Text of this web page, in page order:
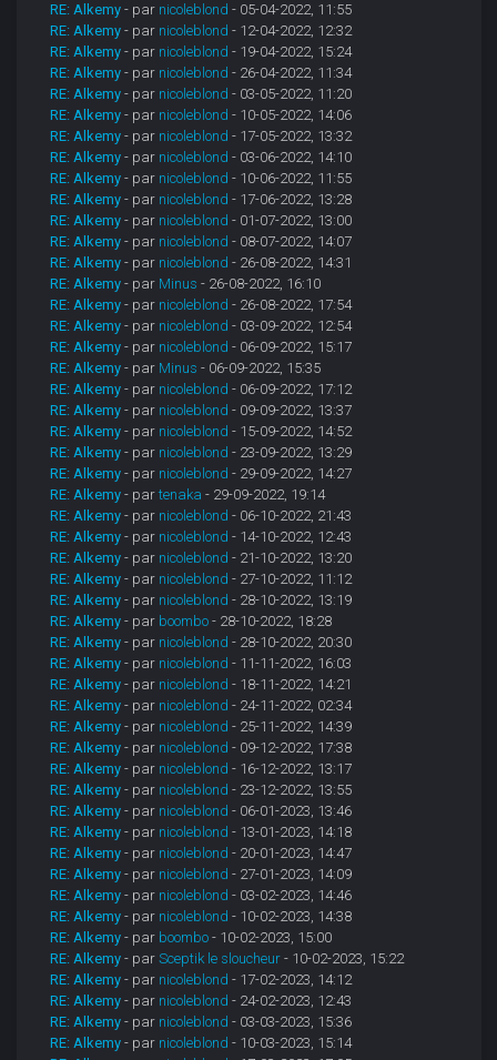
RE: Alkemy - par nicoleblond - 05-04-2022, 11:55
RE: Alkemy - par nicoleblond - 12-04-2022, 12:32
RE: Alkemy - par nicoleblond - 19-04-2022, 15:24
RE: Alkemy - par nicoleblond - 26-04-2022, 11:34
RE: Alkemy - par nicoleblond - 03-05-2022, 11:20
RE: Alkemy - par nicoleblond - 10-05-2022, 14:06
RE: Alkemy - par nicoleblond - 17-05-2022, 13:32
RE: Alkemy - par nicoleblond - 03-06-2022, 14:10
RE: Alkemy - par nicoleblond - 10-06-2022, 11:55
RE: Alkemy - par nicoleblond - 17-06-2022, 13:28
RE: Alkemy - par nicoleblond - 01-07-2022, 13:00
RE: Alkemy - par nicoleblond - 08-07-2022, 14:07
RE: Alkemy - par nicoleblond - 26-08-2022, 14:31
RE: Alkemy - par Minus - 26-08-2022, 16:10
RE: Alkemy - par nicoleblond - 26-08-2022, 17:54
RE: Alkemy - par nicoleblond - 03-09-2022, 12:54
RE: Alkemy - par nicoleblond - 06-09-2022, 15:17
RE: Alkemy - par Minus - 06-09-2022, 15:35
RE: Alkemy - par nicoleblond - 06-09-2022, 17:12
RE: Alkemy - par nicoleblond - 09-09-2022, 13:37
RE: Alkemy - par nicoleblond - 15-09-2022, 14:52
RE: Alkemy - par nicoleblond - 23-09-2022, 13:29
RE: Alkemy - par nicoleblond - 29-09-2022, 14:27
RE: Alkemy - partenaka - 29-09-2022, 19:14
RE: Alkemy - par nicoleblond - 06-10-2022, 21:43
RE: Alkemy - par nicoleblond - 14-10-2022, 12:43
RE: Alkemy - par nicoleblond - 21-10-2022, 13:20
RE: Alkemy - par nicoleblond - 27-10-2022, 11:12
RE: Alkemy - par nicoleblond - 28-10-2022, 13:19
RE: Alkemy - par boombo - 28-10-2022, 18:28
RE: Alkemy - par nicoleblond - 28-10-2022, 20:30
RE: Alkemy - par nicoleblond - 11-11-2022, 16:03
RE: Alkemy - par nicoleblond - 18-11-2022, 14:21
RE: Alkemy - par nicoleblond - 24-11-2022, 02:34
RE: Alkemy - par nicoleblond - 25-11-2022, 14:39
RE: Alkemy - par nicoleblond - 09-12-2022, 17:38
RE: Alkemy - par nicoleblond - 16-12-2022, 13:17
RE: Alkemy - par nicoleblond - 23-12-2022, 13:55
RE: Alkemy - par nicoleblond - 06-01-2023, 13:46
RE: Alkemy - par nicoleblond - 13-01-2023, 14:18
RE: Alkemy - par nicoleblond - 20-01-2023, 14:47
RE: Alkemy - par nicoleblond - 27-01-2023, 14:09
RE: Alkemy - par nicoleblond - 03-02-2023, 14:46
RE: Alkemy - par nicoleblond - 10-02-2023, 14:38
RE: Alkemy - par boombo - 10-02-2023, 15:00
RE: Alkemy - parSceptik le sloucheur - 10-02-2023, 15:22
RE: Alkemy - par nicoleblond - 17-02-2023, 14:12
RE: Alkemy - par nicoleblond - 24-02-2023, 12:43
RE: Alkemy - par nicoleblond - 03-03-2023, 15:36
RE: Alkemy - par nicoleblond - 10-03-2023, 15:14